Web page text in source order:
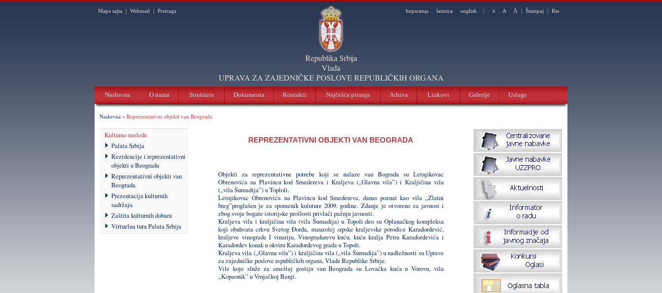
Mapa sajta | Webmail | Pretraga ћирилица latinica english | A A A | Štampaj | Rss
Republika Srbija
Vlada
UPRAVA ZA ZAJEDNIČKE POSLOVE REPUBLIČKIH ORGANA
Naslovna O nama Struktura Dokumenta Kontakti Najčešća pitanja Arhiva Linkovi Galerije Usluge
Naslovna » Reprezentativni objekti van Beograda
Kulturno nasleđe
Palata Srbija
Rezidencije i reprezentativni
objekti u Beogradu
Reprezentativni objekti van
Beograda
Prezentacija kulturnih
sadržaja
Zaštita kulturnih dobara
Virtuelna tura Palata Srbija
REPREZENTATIVNI OBJEKTI VAN BEOGRADA
Objekti za reprezentativne potrebe koji se nalaze van Bograda su Letnjikovac
Obrenovića na Plavincu kod Smedereva i Kraljeva (,,Glavna vila”) i Kraljičina vila
(,,vila Šumadija”) u Toploli.
Letnjikovac Obrenovića na Plavincu kod Smedereva, danas poznat kao vila ,,Zlatni
breg”proglašen je za spomenik kuluture 2009. godine. Zdanje je otvoreno za javnost i
zbog svoje bogate istorijske prošlosti privlači pažnju javnosti.
Kraljeva vila i kraljičina vila (vila Šumadija) u Topoli deo su Oplanačkog kompleksa
koji obuhvata crkvu Svetog Đorđa, mauzolej srpske kraljevske porodice Karađorđević,
kraljeve vinograde I vinariju, Vinogradarevu kuću, kuću kralja Petra Karađorđevića i
Karađorđev konak u okviru Karađorđevog grada u Topoli.
Kraljeva vila (,,Glavna vila”) i kraljičina vila (,,vila Šumadija”) u nadležnosti su Uprave
za zajedničke poslove republičkih organa, Vlade Republike Srbije.
Vile koje služe za smeštaj gostiju van Beograda su Lovačka kuća u Vorovu, vila
,,Kopaonik” u Vrnjačkoj Banji.